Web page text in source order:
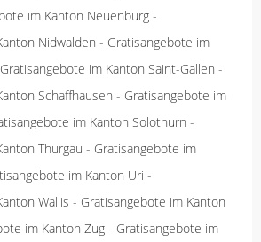
im Kanton Neuenburg -
Nidwalden - Gratisangebote im
Gratisangebote im Kanton Saint-Gallen -
Schaffhausen - Gratisangebote im
im Kanton Solothurn -
Thurgau - Gratisangebote im
im Kanton Uri -
Wallis - Gratisangebote im Kanton
im Kanton Zug - Gratisangebote im